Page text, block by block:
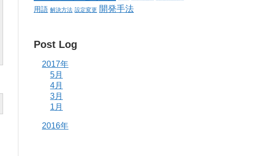
用語 解決方法 設定変更 開発手法
Post Log
2017年
5月
4月
3月
1月
2016年